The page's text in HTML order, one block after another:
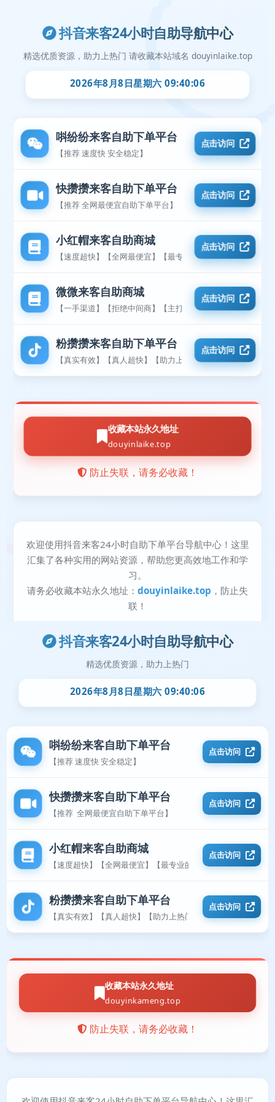
抖音来客24小时自助导航中心
精选优质资源，助力上热门
2026年8月8日星期六 09:40:07
唞纷纷来客自助下单平台
【推荐 速度快 安全稳定】
点击访问
快攒攒来客自助下单平台
【推荐 全网最便宜自助下单平台】
点击访问
小红帽来客自助商城
【速度超快】【全网最便宜】【最专业的平台】
点击访问
粉攒攒来客自助下单平台
【真实有效】【真人超快】【助力上热门】
点击访问
收藏本站永久地址
douyinkameng.top
防止失联，请务必收藏！